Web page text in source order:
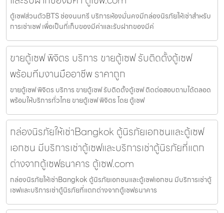
ตู้เซฟส่วนตัวBTS ช่องนนทรี บริการห้องมั่นคงมีกล่องนิรภัยให้เช่าสำหรับ
การเช่าเซฟ เพื่อเป็นที่เก็บของมีค่าและรับฝากของมีค่
ขายตู้เซฟ พิจิตร บริการ ขายตู้เซฟ รับติดตั้งตู้เซฟ
พร้อมทีมงานมืออาชีพ ราคาถูก
ขายตู้เซฟ พิจิตร บริการ ขายตู้เซฟ รับติดตั้งตู้เซฟ ติดต่อสอบถามได้ตลอด
พร้อมให้บริการทั่วไทย ขายตู้เซฟ พิจิตร โดย ตู้เซฟ
กล่องนิรภัยให้เช่าBangkok ตู้นิรภัยเอกชนและตู้เซฟ
เอกชน มีบริการเช่าตู้เซฟและบริการเช่าตู้นิรภัยที่แตก
ต่างจากตู้เซฟธนาคาร ตู้เซฟ.com
กล่องนิรภัยให้เช่าBangkok ตู้นิรภัยเอกชนและตู้เซฟเอกชน มีบริการเช่าตู้
เซฟและบริการเช่าตู้นิรภัยที่แตกต่างจากตู้เซฟธนาคาร